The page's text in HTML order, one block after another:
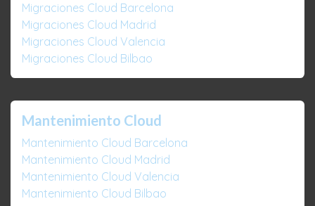
Migraciones Cloud Barcelona
Migraciones Cloud Madrid
Migraciones Cloud Valencia
Migraciones Cloud Bilbao
Mantenimiento Cloud
Mantenimiento Cloud Barcelona
Mantenimiento Cloud Madrid
Mantenimiento Cloud Valencia
Mantenimiento Cloud Bilbao